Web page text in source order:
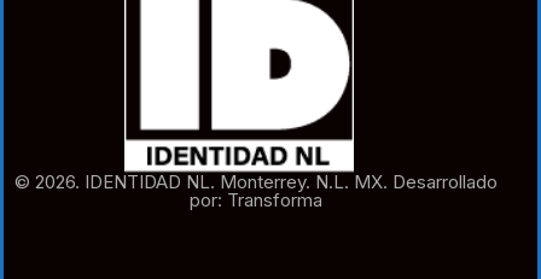
© 2026. IDENTIDAD NL. Monterrey. N.L. MX. Desarrollado
por: Transforma